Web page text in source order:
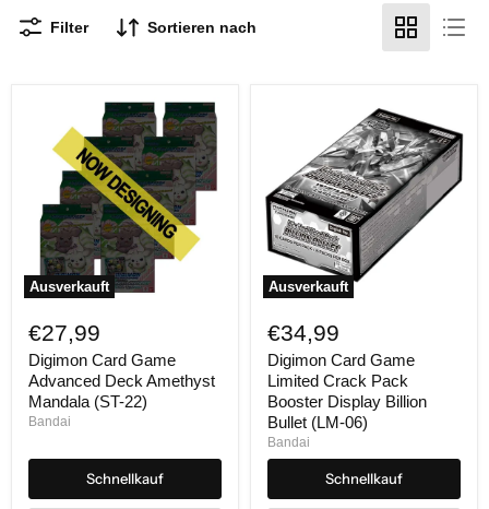
Filter Sortieren nach
Ausverkauft
Card
Game
Advanced
Deck
Amethyst
Mandala
(ST-
€27,99
Digimon Card Game
Advanced Deck Amethyst
Mandala (ST-22)
Bandai
Schnellkauf
Ausverkauft
Card
Game
Limited
Crack
Pack
Booster
Display
Billion
Bullet
06)
€34,99
Digimon Card Game
Limited Crack Pack
Booster Display Billion
Bullet (LM-06)
Bandai
Schnellkauf